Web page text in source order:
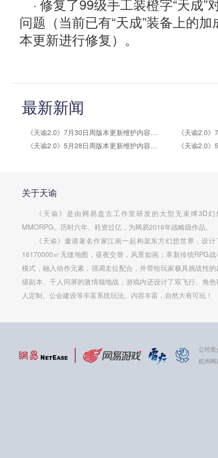
· 修复了99级手工装橙字“天成
问题（当前已有“天成”装备上的
本更新进行修复）。
最新新闻
《天谕2.0》7月30日周版本更新维护内容公告
《天谕2.0》5月28日周版本更新维护内容公告
关于天谕
《天谕》是由网易盘古工作室研发的大型无束缚3D幻
MMORPG。历时六年、耗资过亿，为网易2016年战略级作品。
《天谕》邀请著名作家江南一起构架东方幻想世界，设计
16170000㎡无缝地图，昼夜交替，风景如画；革新传统RPG战
模式，融入动作元素，强调走位配合，并带给玩家极具挑战性的
级副本、千人同屏的激情领地战；游戏内还设计了双飞行、角色
人定制、公会建设等丰富系统玩法。内容丰富，自然大有可玩！
公司简
杭州